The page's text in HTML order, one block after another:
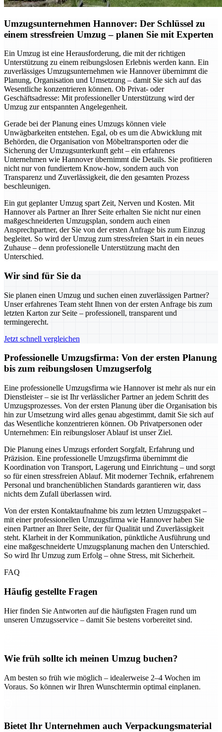
Umzugsunternehmen Hannover: Der Schlüssel zu
einem stressfreien Umzug – planen Sie mit Experten
Ein Umzug ist eine Herausforderung, die mit der richtigen
Unterstützung zu einem reibungslosen Erlebnis werden kann. Ein
zuverlässiges Umzugsunternehmen wie Hannover übernimmt die
Planung, Organisation und Umsetzung – damit Sie sich auf das
Wesentliche konzentrieren können. Ob Privat- oder
Geschäftsadresse: Mit professioneller Unterstützung wird der
Umzug zur entspannten Angelegenheit.
Gerade bei der Planung eines Umzugs können viele
Unwägbarkeiten entstehen. Egal, ob es um die Abwicklung mit
Behörden, die Organisation von Möbeltransporten oder die
Sicherung der Umzugsunterkunft geht – ein erfahrenes
Unternehmen wie Hannover übernimmt die Details. Sie profitieren
nicht nur von fundiertem Know-how, sondern auch von
Transparenz und Zuverlässigkeit, die den gesamten Prozess
beschleunigen.
Ein gut geplanter Umzug spart Zeit, Nerven und Kosten. Mit
Hannover als Partner an Ihrer Seite erhalten Sie nicht nur einen
maßgeschneiderten Umzugsplan, sondern auch einen
Ansprechpartner, der Sie von der ersten Anfrage bis zum Einzug
begleitet. So wird der Umzug zum stressfreien Start in ein neues
Zuhause – denn professionelle Unterstützung macht den
Unterschied.
Wir sind für Sie da
Sie planen einen Umzug und suchen einen zuverlässigen Partner?
Unser erfahrenes Team steht Ihnen von der ersten Anfrage bis zum
letzten Karton zur Seite – professionell, transparent und
termingerecht.
Jetzt schnell vergleichen
Professionelle Umzugsfirma: Von der ersten Planung
bis zum reibungslosen Umzugserfolg
Eine professionelle Umzugsfirma wie Hannover ist mehr als nur ein
Dienstleister – sie ist Ihr verlässlicher Partner an jedem Schritt des
Umzugsprozesses. Von der ersten Planung über die Organisation bis
hin zur Umsetzung wird alles genau abgestimmt, damit Sie sich auf
das Wesentliche konzentrieren können. Ob Privatpersonen oder
Unternehmen: Ein reibungsloser Ablauf ist unser Ziel.
Die Planung eines Umzugs erfordert Sorgfalt, Erfahrung und
Präzision. Eine professionelle Umzugsfirma übernimmt die
Koordination von Transport, Lagerung und Einrichtung – und sorgt
so für einen stressfreien Ablauf. Mit moderner Technik, erfahrenem
Personal und branchenüblichen Standards garantieren wir, dass
nichts dem Zufall überlassen wird.
Von der ersten Kontaktaufnahme bis zum letzten Umzugspaket –
mit einer professionellen Umzugsfirma wie Hannover haben Sie
einen Partner an Ihrer Seite, der für Qualität und Zuverlässigkeit
steht. Klarheit in der Kommunikation, pünktliche Ausführung und
eine maßgeschneiderte Umzugsplanung machen den Unterschied.
So wird Ihr Umzug zum Erfolg – ohne Stress, mit Sicherheit.
FAQ
Häufig gestellte Fragen
Hier finden Sie Antworten auf die häufigsten Fragen rund um
unseren Umzugsservice – damit Sie bestens vorbereitet sind.
Wie früh sollte ich meinen Umzug buchen?
Am besten so früh wie möglich – idealerweise 2–4 Wochen im
Voraus. So können wir Ihren Wunschtermin optimal einplanen.
Bietet Ihr Unternehmen auch Verpackungsmaterial